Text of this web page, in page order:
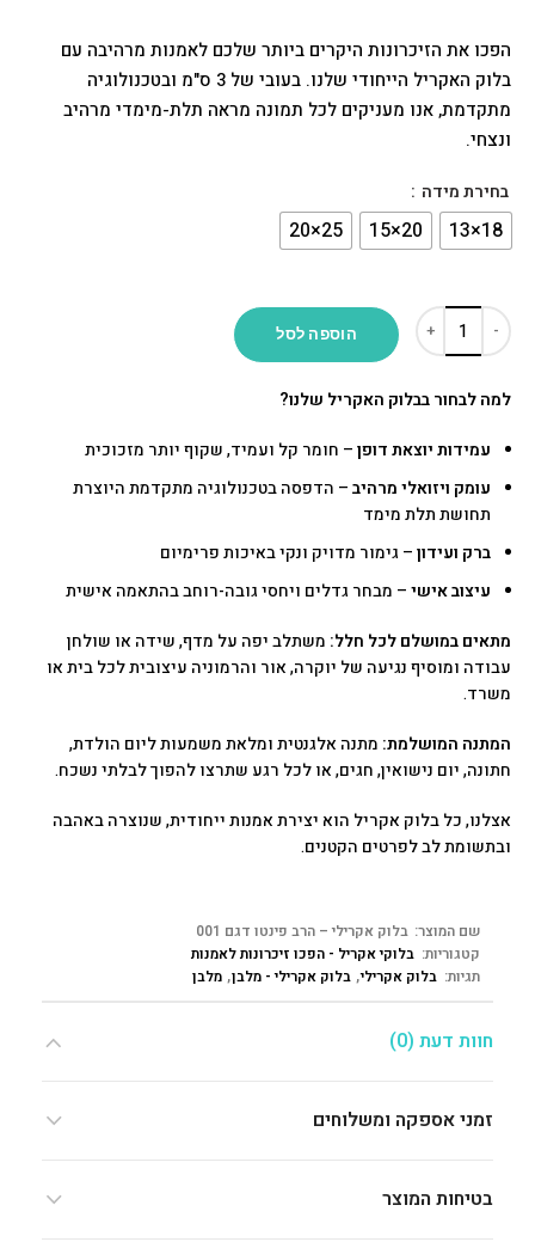
הפכו את הזיכרונות היקרים ביותר שלכם לאמנות מרהיבה עם
בלוק האקריל הייחודי שלנו. בעובי של 3 ס"מ ובטכנולוגיה
מתקדמת, אנו מעניקים לכל תמונה מראה תלת-מימדי מרהיב
ונצחי.
בחירת מידה
הוספה לסל
למה לבחור בבלוק האקריל שלנו?
עמידות יוצאת דופן– חומר קל ועמיד, שקוף יותר מזכוכית
עומק ויזואלי מרהיב– הדפסה בטכנולוגיה מתקדמת היוצרת
תחושת תלת מימד
ברק ועידון– גימור מדויק ונקי באיכות פרימיום
עיצוב אישי– מבחר גדלים ויחסי גובה-רוחב בהתאמה אישית
מתאים במושלם לכל חלל: משתלב יפה על מדף, שידה או שולחן
עבודה ומוסיף נגיעה של יוקרה, אור והרמוניה עיצובית לכל בית או
משרד.
המתנה המושלמת: מתנה אלגנטית ומלאת משמעות ליום הולדת,
חתונה, יום נישואין, חגים, או לכל רגע שתרצו להפוך לבלתי נשכח.
אצלנו, כל בלוק אקריל הוא יצירת אמנות ייחודית, שנוצרה באהבה
ובתשומת לב לפרטים הקטנים.
שם המוצר: בלוק אקרילי – הרב פינטו דגם 001
קטגוריות: בלוקי אקריל - הפכו זיכרונות לאמנות
תגיות: בלוק אקרילי, בלוק אקרילי - מלבן, מלבן
חוות דעת (0)
זמני אספקה ומשלוחים
בטיחות המוצר